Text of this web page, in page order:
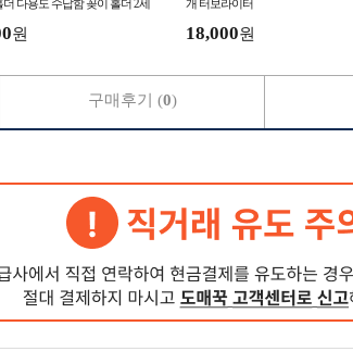
더 다용도 수납함 꽂이 홀더 2세
원
개 터보라이터
18,000원
구매후기 (0)